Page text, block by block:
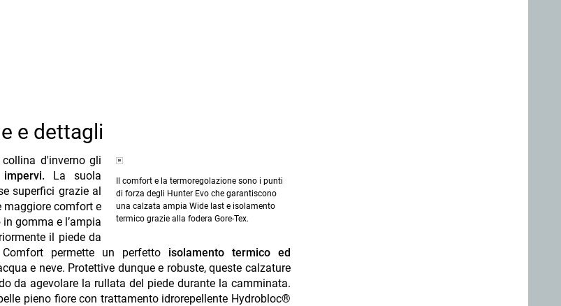
e dettagli
Il comfort e la termoregolazione sono i punti
di forza degli Hunter Evo che garantiscono
una calzata ampia Wide last e isolamento
termico grazie alla fodera Gore-Tex.
d'inverno gli
La suola
superfici grazie al
maggiore comfort e
gomma e l’ampia
il piede da
permette un perfetto isolamento termico ed
e neve. Protettive dunque e robuste, queste calzature
da agevolare la rullata del piede durante la camminata.
pieno fiore con trattamento idrorepellente Hydrobloc®